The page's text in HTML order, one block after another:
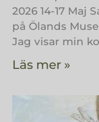
2026 14-17 Maj
på Ölands
Jag visar min
Läs mer »